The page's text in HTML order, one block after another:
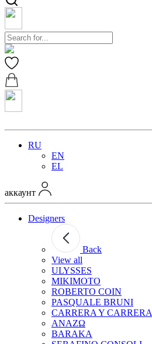
RU
EN
EL
аккаунт
Designers
Back
View all
ULYSSES
MIKIMOTO
ROBERTO COIN
PASQUALE BRUNI
CARRERA Y CARRERA
ANAZΩ
BARAKA